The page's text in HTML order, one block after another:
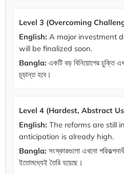
Level 3 (Overcoming
English: A major investment
will be finalized soon.
Bangla: একটি বড় বিনিয়োগের চুক্তি
চূড়ান্ত হবে।
Level 4 (Hardest, Abstract
English: The reforms are still
anticipation is already high.
Bangla: সংস্কারগুলো এখনো
ইতোমধ্যেই তৈরি হয়েছে।